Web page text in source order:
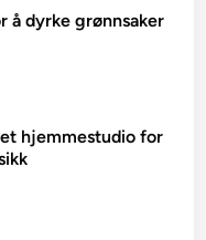
å dyrke grønnsaker
hjemmestudio for